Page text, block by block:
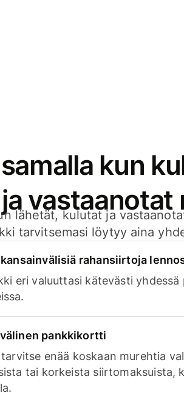
kun
vastaanotat
lähetät, kulutat ja
tarvitsemasi löytyy aina
rahansiirtoja
eri valuuttasi kätevästi yhdessä
pankkikortti
tarvitse enää koskaan murehtia
tai korkeista siirtomaksuista,